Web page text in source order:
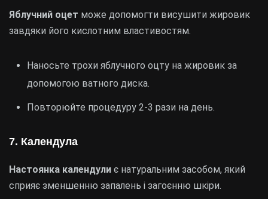
Яблучний оцет може допомогти висушити жировик
завдяки його кислотним властивостям.
Наносьте трохи яблучного оцту на жировик за
допомогою ватного диска.
Повторюйте процедуру 2-3 рази на день.
7. Календула
Настоянка календули є натуральним засобом, який
сприяє зменшенню запалень і загоєнню шкіри.